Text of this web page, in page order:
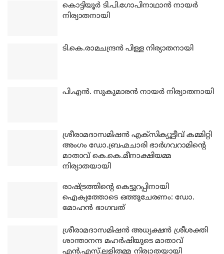
കൊട്ടിയൂര്‍ ടി.പി.ഗോപിനാഥാന്‍ നായര്‍
നിര്യാതനായി
ടി.കെ.രാമചന്ദ്രന്‍ പിള്ള നിര്യാതനായി
പി.എന്‍. സുകുമാരന്‍ നായര്‍ നിര്യാതനായി
ശ്രീരാമദാസമിഷന്‍ എക്‌സിക്യൂട്ടീവ് കമ്മിറ്റി
അംഗം ഡോ.ബ്രഹ്മചാരി ഭാര്‍ഗവറാമിന്റെ
മാതാവ് കെ.കെ.മീനാക്ഷിയമ്മ
നിര്യാതയായി
രാഷ്ട്രത്തിന്റെ കെട്ടുറപ്പിനായി
ഐക്യത്തോടെ ഒത്തുചേരണം: ഡോ.
മോഹന്‍ ഭാഗവത്
ശ്രീരാമദാസമിഷന്‍ അധ്യക്ഷന്‍ ശ്രീശക്തി
ശാന്താനന്ദ മഹര്‍ഷിയുടെ മാതാവ്
എന്‍.എസ്.ലളിതമ്മ നിര്യാതയായി